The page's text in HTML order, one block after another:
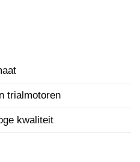
trialmotoren
kwaliteit